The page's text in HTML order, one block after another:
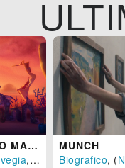
RUFUS - IL DRAGHETTO MARINO CHE NON SAPEVA NUOTARE
, Belgio,Germania
MUNCH
Biografico, (